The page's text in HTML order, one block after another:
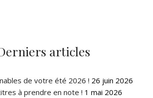
articles
de votre été 2026 ! 26 juin 2026
à prendre en note ! 1 mai 2026